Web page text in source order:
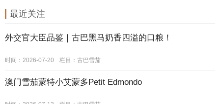
最近关注
外交官大臣品鉴｜古巴黑马奶香四溢的口粮！
时间：2026-07-20 栏目： 古巴雪茄
澳门雪茄蒙特小艾蒙多Petit Edmondo